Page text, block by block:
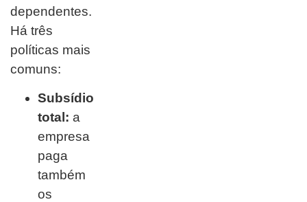
dependentes.
Há três
políticas mais
comuns:
Subsídio
total: a
empresa
paga
também
os